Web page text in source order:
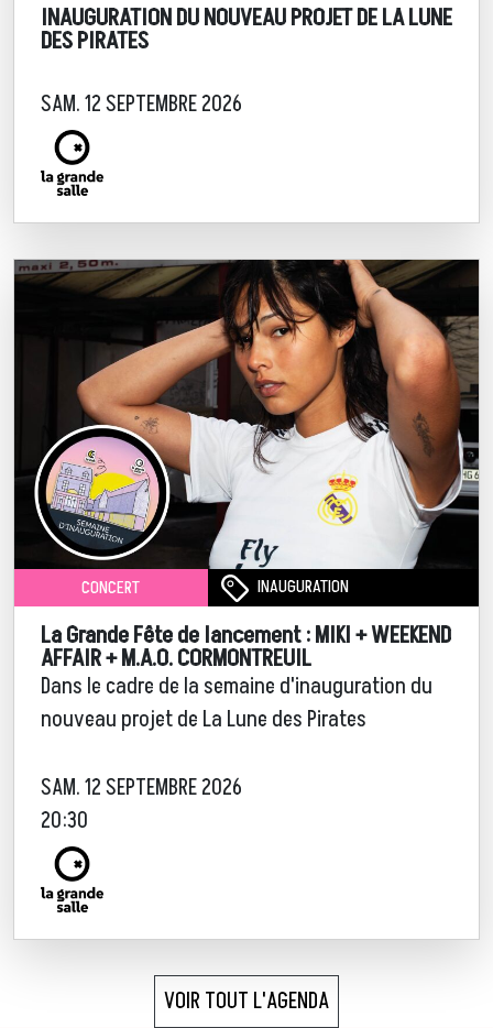
INAUGURATION DU NOUVEAU PROJET DE LA LUNE
DES PIRATES
SAM. 12 SEPTEMBRE 2026
CONCERT INAUGURATION
La Grande Fête de lancement : MIKI + WEEKEND
AFFAIR + M.A.O. CORMONTREUIL
Dans le cadre de la semaine d'inauguration du
nouveau projet de La Lune des Pirates
SAM. 12 SEPTEMBRE 2026
20:30
VOIR TOUT L'AGENDA